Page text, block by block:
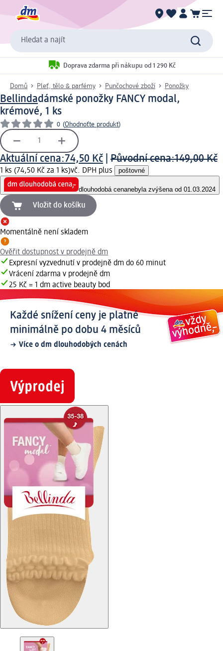
Hledat a najít
Doprava zdarma při nákupu od 1 290 Kč
Domů Pleť, tělo & parfémy Punčochové zboží Ponožky
Bellindadámské ponožky FANCY modal,
krémové, 1 ks
0 (Ohodnoťte produkt)
Aktuální cena:74,50 Kč Původní cena:149,00 Kč
1 ks (74,50 Kč za 1 ks)vč. DPH plus poštovné
dlouhodobá cenanebyla zvýšena od 01.03.2024
Vložit do košíku
Momentálně není skladem
Ověřit dostupnost v prodejně dm
Expresní vyzvednutí v prodejně dm do 60 minut
Vrácení zdarma v prodejně dm
25 Kč = 1 dm active beauty bod
Každé snížení ceny je platné
minimálně po dobu 4 měsíců
Více o dm dlouhodobých cenách